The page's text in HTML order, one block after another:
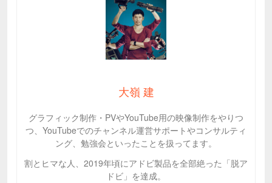
大嶺 建
グラフィック制作・PVやYouTube用の映像制作をやりつ
つ、YouTubeでのチャンネル運営サポートやコンサルティ
ング、勉強会といったことを扱ってます。
割とヒマな人、2019年頃にアドビ製品を全部絶った「脱ア
ドビ」を達成。